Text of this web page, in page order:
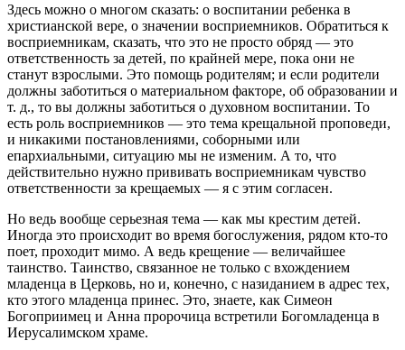
Здесь можно о многом сказать: о воспитании ребенка в
христианской вере, о значении восприемников. Обратиться к
восприемникам, сказать, что это не просто обряд — это
ответственность за детей, по крайней мере, пока они не
станут взрослыми. Это помощь родителям; и если родители
должны заботиться о материальном факторе, об образовании и
т. д., то вы должны заботиться о духовном воспитании. То
есть роль восприемников — это тема крещальной проповеди,
и никакими постановлениями, соборными или
епархиальными, ситуацию мы не изменим. А то, что
действительно нужно прививать восприемникам чувство
ответственности за крещаемых — я с этим согласен.
Но ведь вообще серьезная тема — как мы крестим детей.
Иногда это происходит во время богослужения, рядом кто-то
поет, проходит мимо. А ведь крещение — величайшее
таинство. Таинство, связанное не только с вхождением
младенца в Церковь, но и, конечно, с назиданием в адрес тех,
кто этого младенца принес. Это, знаете, как Симеон
Богоприимец и Анна пророчица встретили Богомладенца в
Иерусалимском храме.